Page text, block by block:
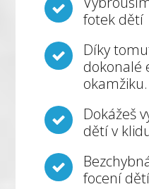
fotek dětí
Díky
dokonalé
okamžiku.
Dokážeš
dětí v
focení dětí